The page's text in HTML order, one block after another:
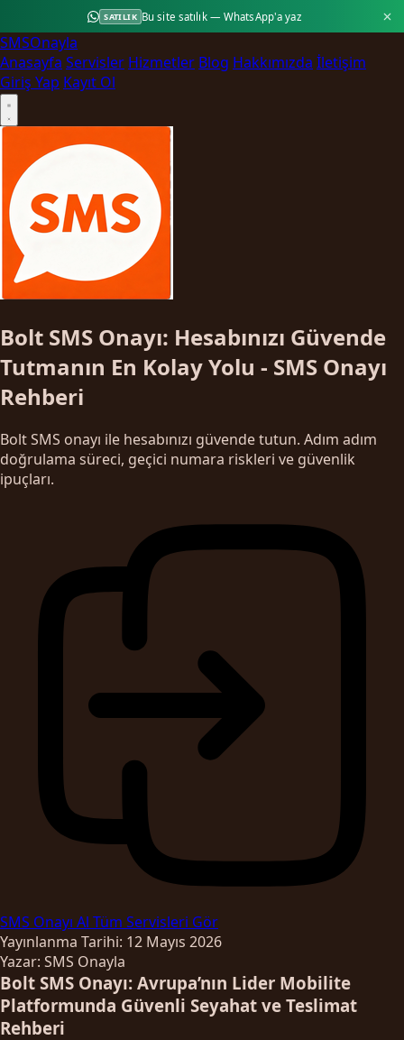
SATILIK Bu site satılık — WhatsApp'a yaz
SMSOnayla
Anasayfa Servisler Hizmetler Blog Hakkımızda İletişim
Giriş Yap Kayıt Ol
Bolt SMS Onayı: Hesabınızı Güvende
Tutmanın En Kolay Yolu - SMS Onayı
Rehberi
Bolt SMS onayı ile hesabınızı güvende tutun. Adım adım
doğrulama süreci, geçici numara riskleri ve güvenlik
ipuçları.
SMS Onayı Al Tüm Servisleri Gör
Yayınlanma Tarihi: 12 Mayıs 2026
Yazar: SMS Onayla
Bolt SMS Onayı: Avrupa’nın Lider Mobilite
Platformunda Güvenli Seyahat ve Teslimat
Rehberi